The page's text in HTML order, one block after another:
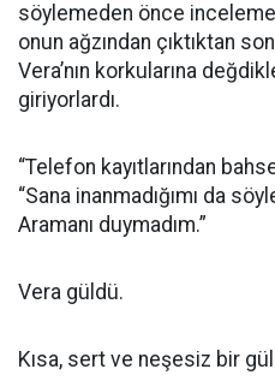
söylemeden önce
onun ağzından çıktıktan
Vera’nın korkularına
giriyorlardı.
“Telefon kayıtlarından
“Sana inanmadığımı da
Aramanı duymadım.”
Vera güldü.
Kısa, sert ve neşesiz bir